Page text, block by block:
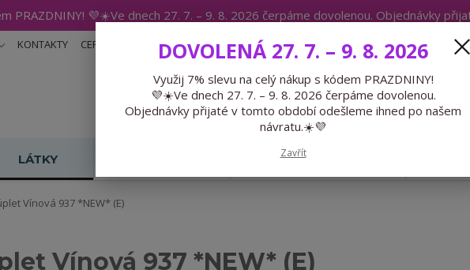
PRAZDNINY! 💜☀️Ve dnech 27. 7. – 9. 8. 2026 čerpáme dovolenou. Objednávky
KONTAKTY CERTIFIKÁTY BLOG
Hledat
Expedice 775 866 913 Po-Čt 9-
LÁTKY PŘEDOBJEDNÁVKY
Vínová 937 *NEW* (E)
Vínová 937 *NEW* (E)
DOVOLENÁ 27. 7. – 9. 8. 2026
Využij 7% slevu na celý nákup s kódem PRAZDNINY!
💜☀️Ve dnech 27. 7. – 9. 8. 2026 čerpáme dovolenou.
Objednávky přijaté v tomto období odešleme ihned po našem
návratu.☀️💜
Zavřít